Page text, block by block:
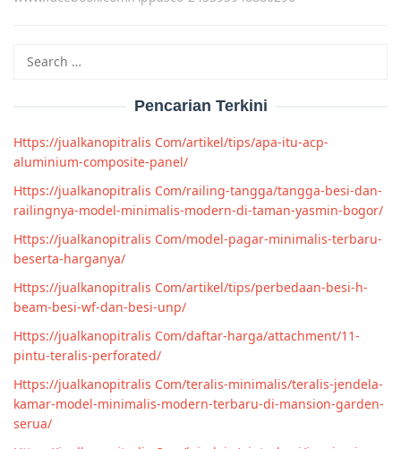
for:
Pencarian Terkini
Https://jualkanopitralis Com/artikel/tips/apa-itu-acp-
aluminium-composite-panel/
Https://jualkanopitralis Com/railing-tangga/tangga-besi-dan-
railingnya-model-minimalis-modern-di-taman-yasmin-bogor/
Https://jualkanopitralis Com/model-pagar-minimalis-terbaru-
beserta-harganya/
Https://jualkanopitralis Com/artikel/tips/perbedaan-besi-h-
beam-besi-wf-dan-besi-unp/
Https://jualkanopitralis Com/daftar-harga/attachment/11-
pintu-teralis-perforated/
Https://jualkanopitralis Com/teralis-minimalis/teralis-jendela-
kamar-model-minimalis-modern-terbaru-di-mansion-garden-
serua/